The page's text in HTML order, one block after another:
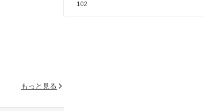
102
もっと見る